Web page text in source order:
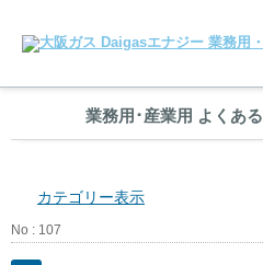
業務用 ･産業用 よくあ
カテゴリー表示
No : 107